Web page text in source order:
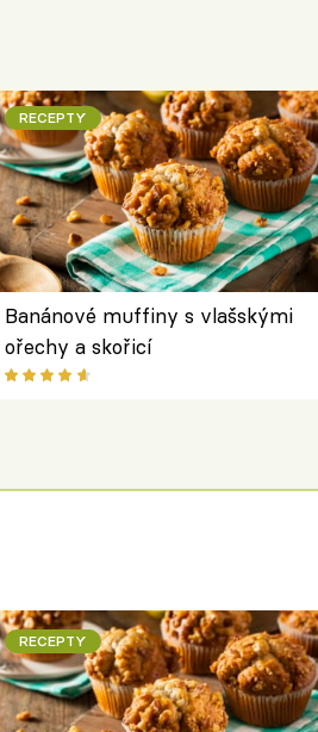
RECEPTY
Banánové muffiny s vlašskými
ořechy a skořicí
RECEPTY